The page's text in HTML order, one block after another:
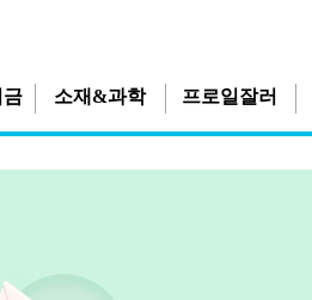
소재&과학 프로일잘러